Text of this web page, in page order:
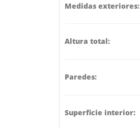
Medidas exteriores:
Altura total:
Paredes:
Superficie interior: